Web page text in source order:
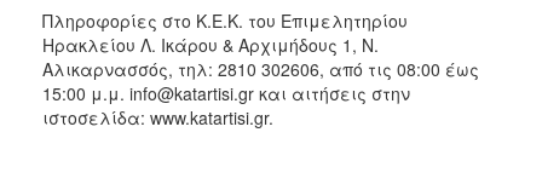
Πληροφορίες στο Κ.Ε.Κ. του Επιμελητηρίου
Ηρακλείου Λ. Ικάρου & Αρχιμήδους 1, Ν.
Αλικαρνασσός, τηλ: 2810 302606, από τις 08:00 έως
15:00 μ.μ. info@katartisi.gr και αιτήσεις στην
ιστοσελίδα: www.katartisi.gr.